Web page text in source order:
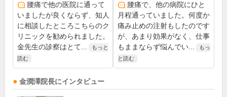
腰痛で他の医院に通って
いましたが良くならず、知人
に相談したところこちらのク
リニックを勧められました。
金先生の診察はとて...
もっと
読む
腰痛で、他の病院にひと
月程通っていました。何度か
痛み止めの注射もしたのです
が、あまり効果がなく、仕事
もままならず悩んでい...
もっ
と読む
金潤澤院長にインタビュー